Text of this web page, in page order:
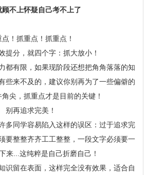
顾不上怀疑自己考不上了
点！抓重点！抓重点！
提分，就四个字：抓大放小！
都有限，如果现阶段还想把角角落落的知
些来不及的，建议你别再为了一些偏僻的
尖，抓重点才是目前的关键！
别再追求完美！
多同学容易陷入这样的误区：过于追求完
要整整齐齐工工整整，一段文字必须要一
来...这纯粹是自己折磨自己！
识留在表面，这样完全没有效果，适合自